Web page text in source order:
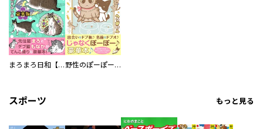
まろまろ日和【豪華版】 野性のぽーぽー【豪華版】
スポーツ もっと見る